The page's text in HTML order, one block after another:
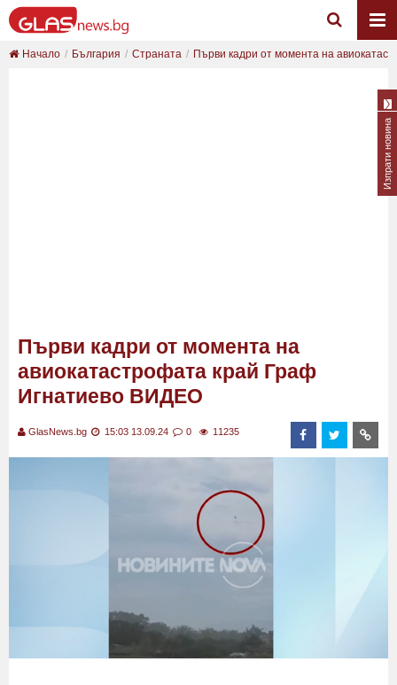
Начало България Страната Първи кадри от момента на
Първи кадри от момента на
авиокатастрофата край Граф
Игнатиево ВИДЕО
GlasNews.bg 15:03 13.09.24 0 11235
Изпрати новина